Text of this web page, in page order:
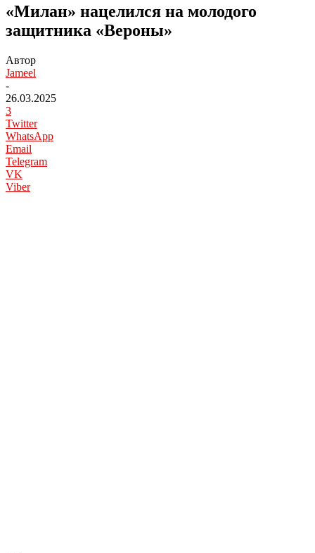
«Милан» нацелился на молодого
защитника «Вероны»
Автор
Jameel
-
26.03.2025
3
Twitter
WhatsApp
Email
Telegram
VK
Viber